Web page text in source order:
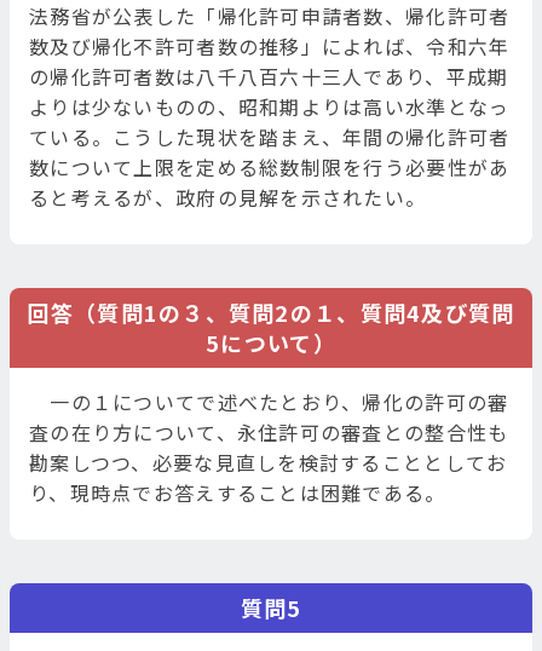
法務省が公表した「帰化許可申請者数、帰化許可者
数及び帰化不許可者数の推移」によれば、令和六年
の帰化許可者数は八千八百六十三人であり、平成期
よりは少ないものの、昭和期よりは高い水準となっ
ている。こうした現状を踏まえ、年間の帰化許可者
数について上限を定める総数制限を行う必要性があ
ると考えるが、政府の見解を示されたい。
回答（質問1の３、質問2の１、質問4及び質問
5について）
一の１についてで述べたとおり、帰化の許可の審
査の在り方について、永住許可の審査との整合性も
勘案しつつ、必要な見直しを検討することとしてお
り、現時点でお答えすることは困難である。
質問5